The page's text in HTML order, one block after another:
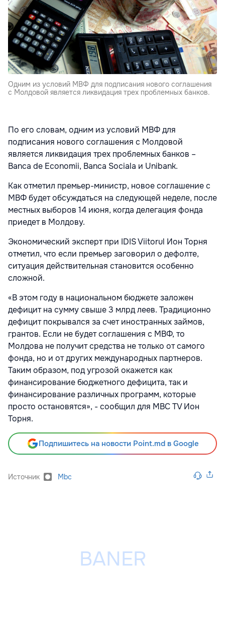
Одним из условий МВФ для подписания нового соглашения
с Молдовой является ликвидация трех проблемных банков.
По его словам, одним из условий МВФ для
подписания нового соглашения с Молдовой
является ликвидация трех проблемных банков –
Banca de Economii, Banca Sociala и Unibank.
Как отметил премьер-министр, новое соглашение с
МВФ будет обсуждаться на следующей неделе, после
местных выборов 14 июня, когда делегация фонда
приедет в Молдову.
Экономический эксперт при IDIS Viitorul Ион Торня
отметил, что если премьер заговорил о дефолте,
ситуация действительная становится особенно
сложной.
«В этом году в национальном бюджете заложен
дефицит на сумму свыше 3 млрд леев. Традиционно
дефицит покрывался за счет иностранных займов,
грантов. Если не будет соглашения с МВФ, то
Молдова не получит средства не только от самого
фонда, но и от других международных партнеров.
Таким образом, под угрозой окажется как
финансирование бюджетного дефицита, так и
финансирование различных программ, которые
просто остановятся», - сообщил для MBC TV Ион
Торня.
Подпишитесь на новости Point.md в Google
Источник Mbc